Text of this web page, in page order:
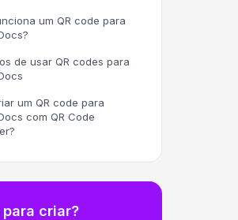
um QR code para
de usar QR codes para
um QR code para
com QR Code
para criar?